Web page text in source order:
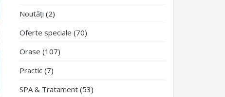
Noutăți (2)
Oferte speciale (70)
Orase (107)
Practic (7)
SPA & Tratament (53)